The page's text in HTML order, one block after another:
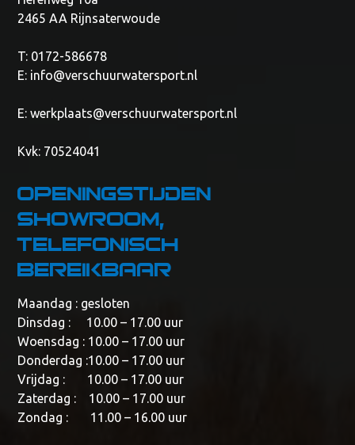
2465 AA Rijnsaterwoude
T: 0172-586678
E: info@verschuurwatersport.nl
E:werkplaats@verschuurwatersport.nl
Kvk: 70524041
Openingstijden
showroom,
telefonisch
bereikbaar
Maandag : gesloten
Dinsdag : 10.00 – 17.00 uur
Woensdag : 10.00 – 17.00 uur
Donderdag :10.00 – 17.00 uur
Vrijdag : 10.00 – 17.00 uur
Zaterdag : 10.00 – 17.00 uur
Zondag : 11.00 – 16.00 uur